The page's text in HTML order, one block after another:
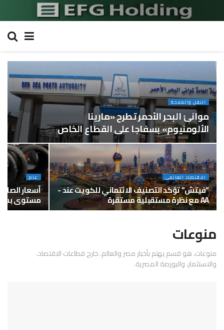
النقل والملاحة
موانئ البحر الأحمر تطرح «مارينا
الألومنيوم» بسفاجا على القطاع الخاص
الاقتصاد العالمى
“فيتش” تؤكد التصنيف الائتماني للكويت عند -
AA مع نظرة مستقبلية مستقرة
عام
أسعار
مستوى
منوعات
منوعات، هو قسم يهتم بأخبار مصر والعالم، خارج قطاعات الاقتصاد،
والاستثمار، والبورصة المصرية.